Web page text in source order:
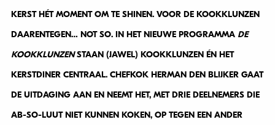
KERST HÉT MOMENT OM TE SHINEN. VOOR DE KOOKKLUNZEN
DAARENTEGEN… NOT SO. IN HET NIEUWE PROGRAMMA DE
KOOKKLUNZENSTAAN (JAWEL) KOOKKLUNZEN ÉN HET
KERSTDINER CENTRAAL. CHEFKOK HERMAN DEN BLIJKER GAAT
DE UITDAGING AAN EN NEEMT HET, MET DRIE DEELNEMERS DIE
AB-SO-LUUT NIET KUNNEN KOKEN, OP TEGEN EEN ANDER